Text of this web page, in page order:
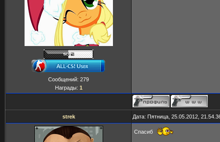
Сообщений: 279
Награды: 1
strek Дата: Пятница, 25.05.2012,
Спасиб